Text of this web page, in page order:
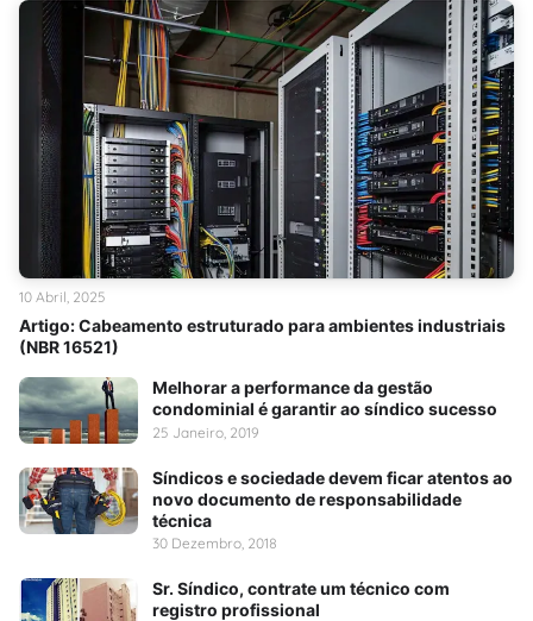
Artigo: Cabeamento estruturado para ambientes industriais
(NBR 16521)
10 Abril, 2025
Melhorar a performance da gestão
condominial é garantir ao síndico sucesso
25 Janeiro, 2019
Síndicos e sociedade devem ficar atentos ao
novo documento de responsabilidade
técnica
30 Dezembro, 2018
Sr. Síndico, contrate um técnico com
registro profissional